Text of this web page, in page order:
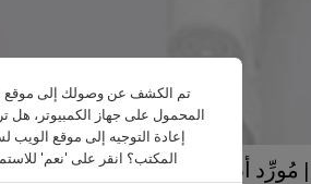
أطقم بنطلونات رياضية
تم الكشف عن وصولك إلى موقع
المحمول على جهاز الكمبيوتر،
إعادة التوجيه إلى موقع الويب
المكتب؟ انقر على 'نعم'